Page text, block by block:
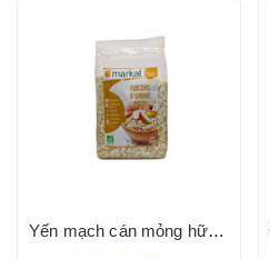
Yến mạch cán mỏng hữu cơ Markal 500g